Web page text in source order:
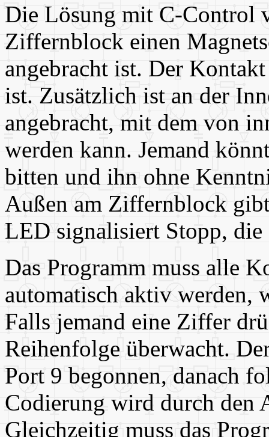
Die Lösung mit C-Control
Ziffernblock einen
angebracht ist. Der
ist. Zusätzlich ist an der
angebracht, mit dem von
werden kann. Jemand
bitten und ihn ohne
Außen am Ziffernblock
LED signalisiert Stopp, die
Das Programm muss alle
automatisch aktiv werden,
Falls jemand eine Ziffer
Reihenfolge überwacht.
Port 9 begonnen, danach
Codierung wird durch den
Gleichzeitig muss das